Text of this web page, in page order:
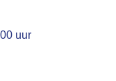
uur